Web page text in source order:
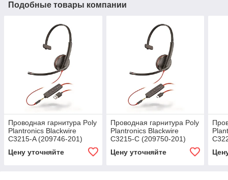
Подобные товары компании
Проводная гарнитура Poly
Plantronics Blackwire
C3215-A (209746-201)
Цену уточняйте
Проводная гарнитура Poly
Plantronics Blackwire
C3215-С (209750-201)
Цену уточняйте